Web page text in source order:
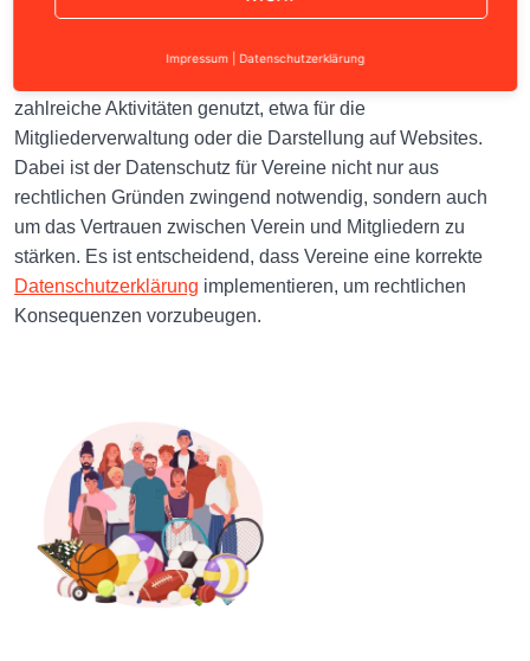
Vereine sind täglich mit der Verarbeitung sensibler
Informationen wie Namen, Adressen, Fotos und Bankdaten
zahlreiche Aktivitäten genutzt, etwa für die
Mitgliederverwaltung oder die Darstellung auf Websites.
Dabei ist der Datenschutz für Vereine nicht nur aus
rechtlichen Gründen zwingend notwendig, sondern auch
um das Vertrauen zwischen Verein und Mitgliedern zu
stärken. Es ist entscheidend, dass Vereine eine korrekte
Datenschutzerklärung implementieren, um rechtlichen
Konsequenzen vorzubeugen.
Impressum Datenschutzerklärung